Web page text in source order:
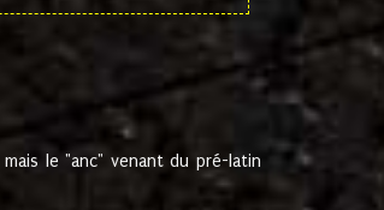
le "anc" venant du pré-latin